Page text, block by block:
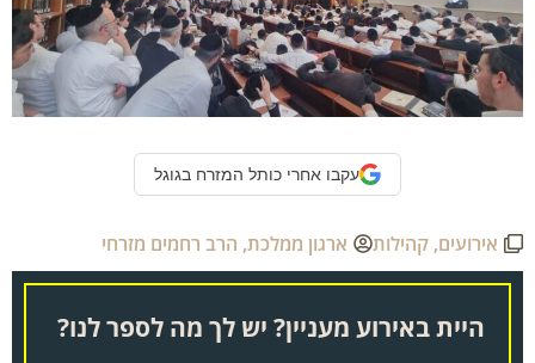
עקבו אחרי כותל המזרח בגוגל
אירועים,קהילות ארגון ממלכת,הרב רחמים מזרחי
היית באירוע מעניין? יש לך מה לספר לנו?